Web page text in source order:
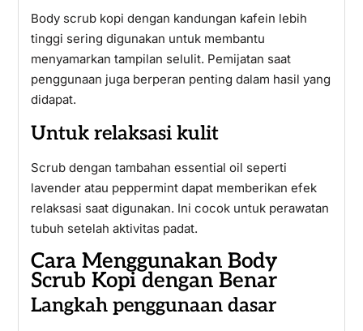
Body scrub kopi dengan kandungan kafein lebih
tinggi sering digunakan untuk membantu
menyamarkan tampilan selulit. Pemijatan saat
penggunaan juga berperan penting dalam hasil yang
didapat.
Untuk relaksasi kulit
Scrub dengan tambahan essential oil seperti
lavender atau peppermint dapat memberikan efek
relaksasi saat digunakan. Ini cocok untuk perawatan
tubuh setelah aktivitas padat.
Cara Menggunakan Body
Scrub Kopi dengan Benar
Langkah penggunaan dasar